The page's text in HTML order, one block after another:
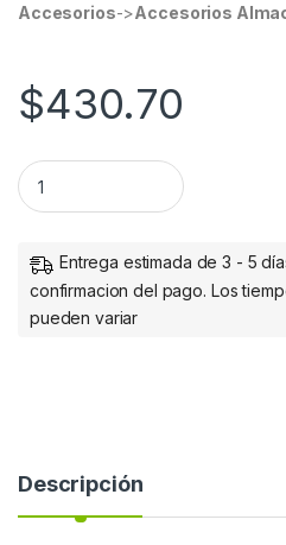
Accesorios->Accesorios
$430.70
StarTech.com Adaptador HDMI
Entrega estimada de 3 - 5
confirmacion del pago. Los
pueden variar
Descripción